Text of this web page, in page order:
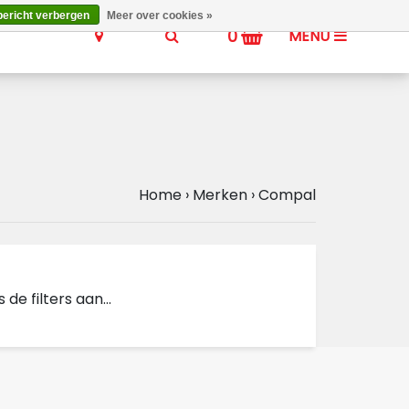
MENU
0
Home › Merken ›Compal
filters aan...
verbergen Meer over cookies »